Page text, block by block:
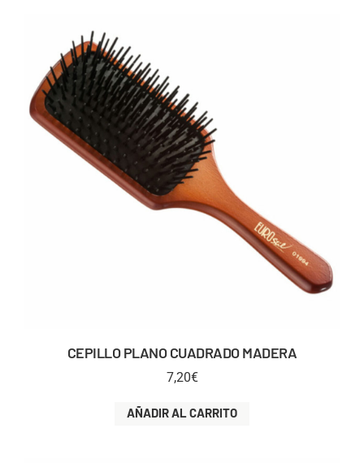
CEPILLO PLANO CUADRADO MADERA
7,20€
AÑADIR AL CARRITO